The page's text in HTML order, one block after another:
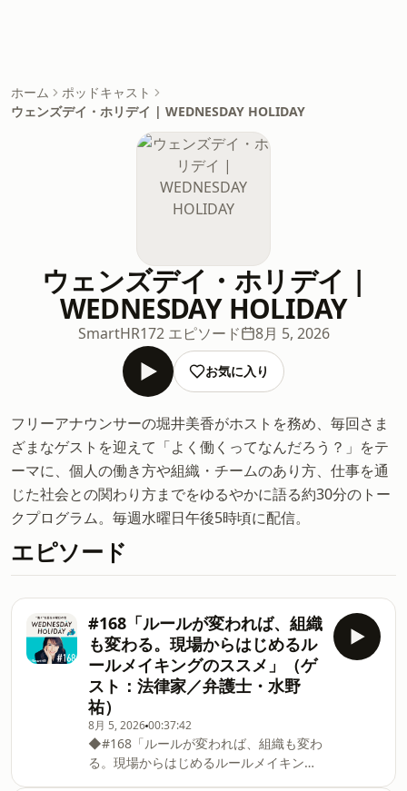
ホーム
ポッドキャスト
ウェンズデイ・ホリデイ | WEDNESDAY HOLIDAY
ウェンズデイ・ホリデイ |
WEDNESDAY HOLIDAY
SmartHR172 エピソード 8月 5, 2026
お気に入り
フリーアナウンサーの堀井美香がホストを務め、毎回さま
ざまなゲストを迎えて「よく働くってなんだろう？」をテ
ーマに、個人の働き方や組織・チームのあり方、仕事を通
じた社会との関わり方までをゆるやかに語る約30分のトー
クプログラム。毎週水曜日午後5時頃に配信。
エピソード
#168「ルールが変われば、組織
も変わる。現場からはじめるル
ールメイキングのススメ」（ゲ
スト：法律家／弁護士・水野
祐）
8月 5, 202600:37:42
◆#168「ルールが変われば、組織も変わ
る。現場からはじめるルールメイキング